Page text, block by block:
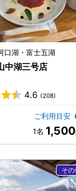
口湖・富士五湖
中湖三号店
4.6 (208)
ご利用目安
1,500